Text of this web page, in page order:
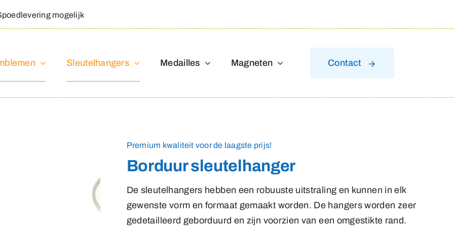
mogelijk
Sleutelhangers Medailles Magneten Contact
Premium kwaliteit voor de laagste prijs!
Borduur sleutelhanger
De sleutelhangers hebben een robuuste uitstraling en kunnen in elk
gewenste vorm en formaat gemaakt worden. De hangers worden zeer
gedetailleerd geborduurd en zijn voorzien van een omgestikte rand.